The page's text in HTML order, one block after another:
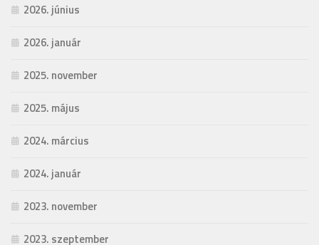
2026. június
2026. január
2025. november
2025. május
2024. március
2024. január
2023. november
2023. szeptember